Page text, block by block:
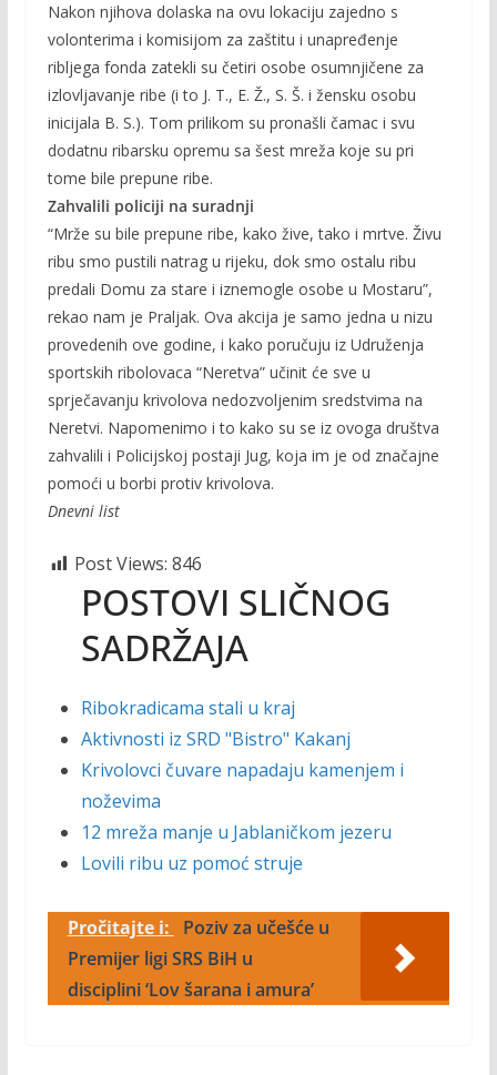
Nakon njihova dolaska na ovu lokaciju zajedno s
volonterima i komisijom za zaštitu i unapređenje
ribljega fonda zatekli su četiri osobe osumnjičene za
izlovljavanje ribe (i to J. T., E. Ž., S. Š. i žensku osobu
inicijala B. S.). Tom prilikom su pronašli čamac i svu
dodatnu ribarsku opremu sa šest mreža koje su pri
tome bile prepune ribe.
Zahvalili policiji na suradnji
“Mrže su bile prepune ribe, kako žive, tako i mrtve. Živu
ribu smo pustili natrag u rijeku, dok smo ostalu ribu
predali Domu za stare i iznemogle osobe u Mostaru”,
rekao nam je Praljak. Ova akcija je samo jedna u nizu
provedenih ove godine, i kako poručuju iz Udruženja
sportskih ribolovaca “Neretva” učinit će sve u
sprječavanju krivolova nedozvoljenim sredstvima na
Neretvi. Napomenimo i to kako su se iz ovoga društva
zahvalili i Policijskoj postaji Jug, koja im je od značajne
pomoći u borbi protiv krivolova.
Dnevni list
Post Views: 846
POSTOVI SLIČNOG
SADRŽAJA
Ribokradicama stali u kraj
Aktivnosti iz SRD "Bistro" Kakanj
Krivolovci čuvare napadaju kamenjem i
noževima
12 mreža manje u Jablaničkom jezeru
Lovili ribu uz pomoć struje
Pročitajte i:
Poziv za učešće u
Premijer ligi SRS BiH u
disciplini ‘Lov šarana i amura’